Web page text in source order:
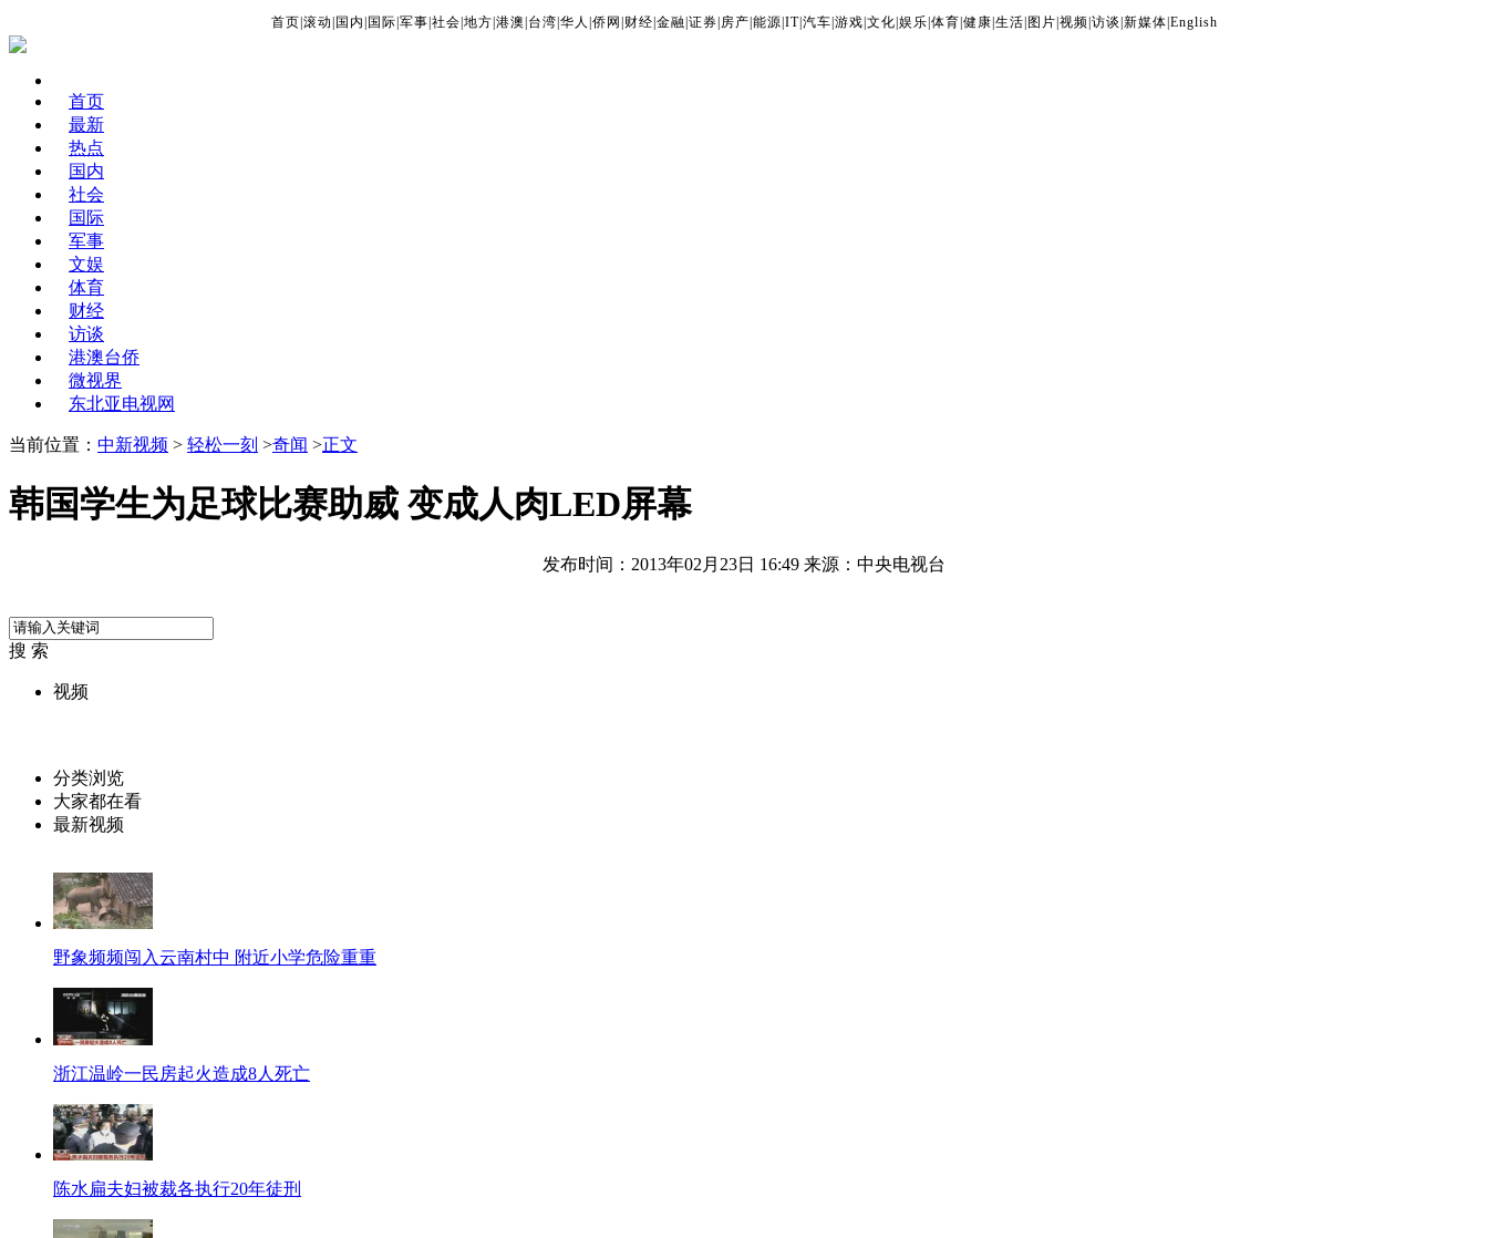
首页 滚动 国内 国际 军事 社会 地方 港澳 台湾 华人 侨网 财经 金融 证券 房产 能源 IT| 汽车 游戏 文化 娱乐 体育 健康 生活 图片 视频 访谈 新媒体 English
首页
最新
热点
国内
社会
国际
军事
文娱
体育
财经
访谈
港澳台侨
微视界
东北亚电视网
当前位置： 中新视频 > 轻松一刻 >奇闻 >正文
韩国学生为足球比赛助威 变成人肉LED屏幕
发布时间：2013年02月23日 16:49 来源：中央电视台
搜 索
视频
分类浏览
大家都在看
最新视频
野象频频闯入云南村中 附近小学危险重重
浙江温岭一民房起火造成8人死亡
陈水扁夫妇被裁各执行20年徒刑